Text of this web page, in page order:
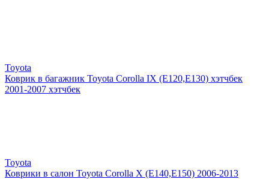
Toyota
Коврик в багажник Toyota Corolla IX (E120,E130) хэтчбек
2001-2007 хэтчбек
Toyota
Коврики в салон Toyota Corolla X (E140,E150) 2006-2013